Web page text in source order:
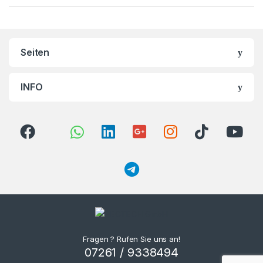
Seiten
INFO
Fragen ? Rufen Sie uns an!
07261 / 9338494